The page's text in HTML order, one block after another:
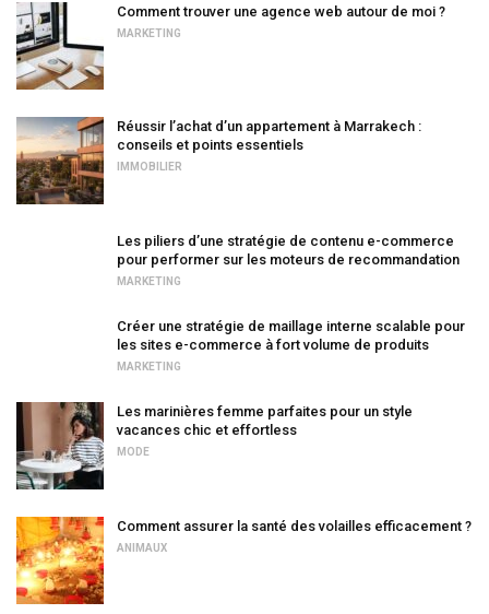
Comment trouver une agence web autour de moi ?
MARKETING
Réussir l’achat d’un appartement à Marrakech :
conseils et points essentiels
IMMOBILIER
Les piliers d’une stratégie de contenu e-commerce
pour performer sur les moteurs de recommandation
MARKETING
Créer une stratégie de maillage interne scalable pour
les sites e-commerce à fort volume de produits
MARKETING
Les marinières femme parfaites pour un style
vacances chic et effortless
MODE
Comment assurer la santé des volailles efficacement ?
ANIMAUX